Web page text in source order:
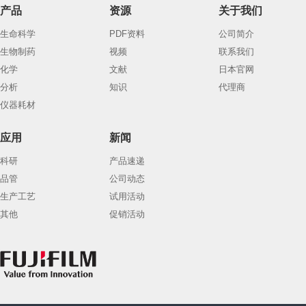
产品
生命科学
生物制药
化学
分析
仪器耗材
资源
PDF资料
视频
文献
知识
关于我们
公司简介
联系我们
日本官网
代理商
应用
科研
品管
生产工艺
其他
新闻
产品速递
公司动态
试用活动
促销活动